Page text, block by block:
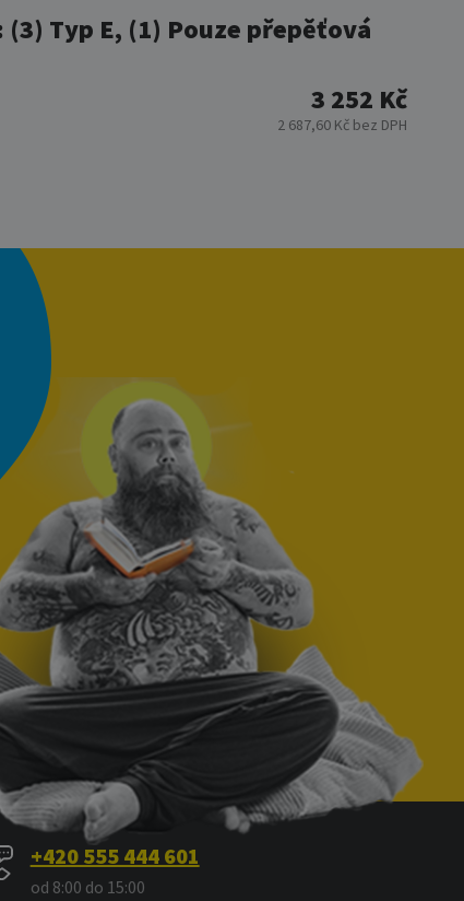
(3) Typ E, (1) Pouze přepěťová
3 252 Kč
2 687,60 Kč bez DPH
+420 555 444 601
od 8:00 do 15:00